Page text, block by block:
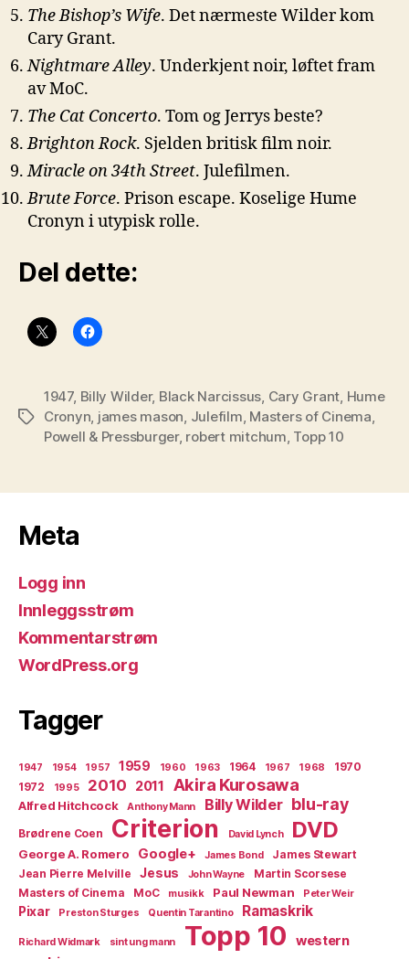
The Bishop’s Wife. Det nærmeste Wilder kom
Cary Grant.
Nightmare Alley. Underkjent noir, løftet fram
av MoC.
The Cat Concerto. Tom og Jerrys beste?
Brighton Rock. Sjelden britisk film noir.
Miracle on 34th Street. Julefilmen.
Brute Force. Prison escape. Koselige Hume
Cronyn i utypisk rolle.
Del dette:
Stikkord
1947, Billy Wilder, Black Narcissus, Cary Grant, Hume
Cronyn, james mason, Julefilm, Masters of Cinema,
Powell & Pressburger, robert mitchum, Topp 10
Meta
Logg inn
Innleggsstrøm
Kommentarstrøm
WordPress.org
Tagger
1947 1954 1957 1959 1960 1963 1964 1967 1968
1970
1972
1995 2010 2011 Akira Kurosawa
Alfred Hitchcock Anthony Mann Billy Wilder blu-ray
Brødrene Coen Criterion David Lynch DVD
George A. Romero Google+ James Bond
James Stewart
Jean Pierre Melville
Jesus John Wayne
Martin Scorsese
Masters of Cinema
MoC musikk Paul Newman Peter Weir
Pixar Preston Sturges Quentin Tarantino Ramaskrik
Richard Widmark sint ung mann Topp 10
western